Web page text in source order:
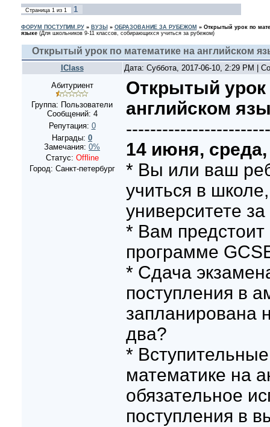
Страница 1из 1 1
ФОРУМ ПОСТУПИМ.РУ» ВУЗЫ » ОБРАЗОВАНИЕ ЗА РУБЕЖОМ » Открытый урок по
языке (Для школьников 9-11 классов, собирающихся учиться за рубежом)
Открытый урок по математике на английском
IClass
Дата: Суббота, 2017-06-10, 2:29 PM |
Абитуриент
Группа: Пользователи
Сообщений: 4
Репутация: 0
Награды: 0
Замечания: 0%
Статус: Offline
Город: Санкт-петербург
Открытый урок
английском
14 июня, среда,
* Вы или ваш
учиться в
университете
* Вам предстоит
программе
* Сдача
поступления в
запланирована
два?
*
математике на
обязательное
поступления в